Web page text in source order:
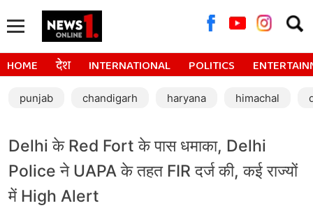
for:
HOME देश INTERNATIONAL POLITICS
punjab chandigarh haryana himachal
Delhi के Red Fort के पास धमाका, Delhi
Police ने UAPA के तहत FIR दर्ज की, कई राज्यों
में High Alert